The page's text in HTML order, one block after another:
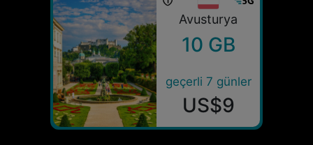
Avusturya
10 GB
geçerli 7 günler
US$9